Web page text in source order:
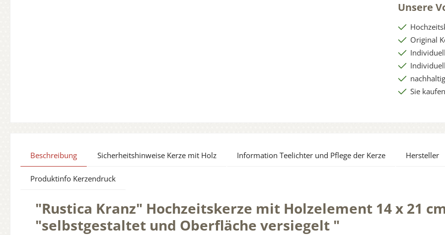
Unsere
Original
Sie
Beschreibung Sicherheitshinweise Kerze mit Holz Information Teelichter und Pflege der Kerze Hersteller
Produktinfo Kerzendruck
"Rustica Kranz" Hochzeitskerze mit Holzelement 14 x 21
"selbstgestaltet und Oberfläche versiegelt "